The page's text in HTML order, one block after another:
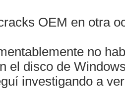
OEM en otra
no
el disco de
investigando a